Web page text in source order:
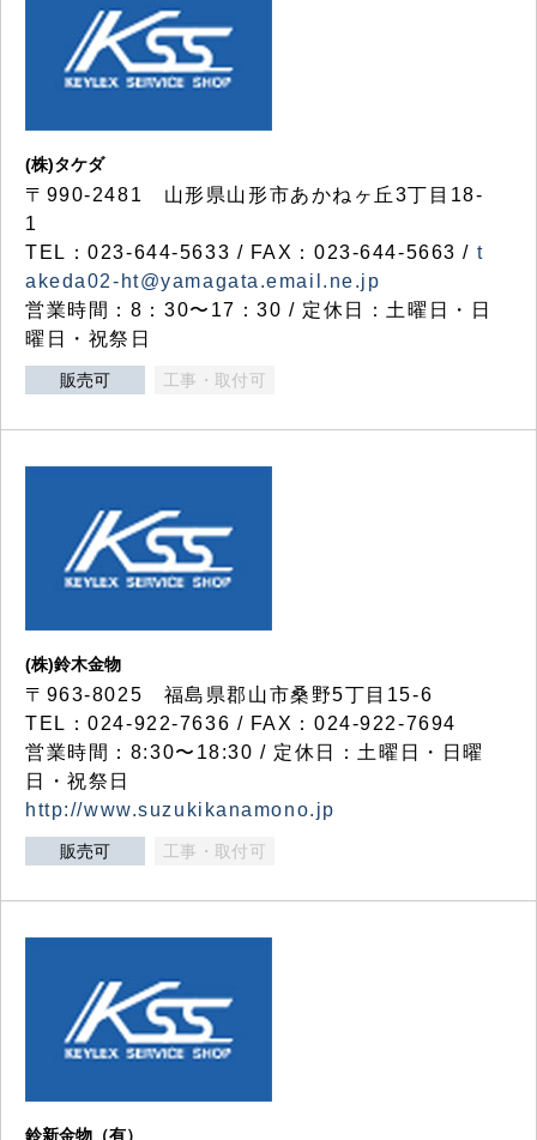
(株)タケダ
〒990-2481 山形県山形市あかねヶ丘3丁目18-
1
TEL：023-644-5633 / FAX：023-644-5663 / t
akeda02-ht@yamagata.email.ne.jp
営業時間：8：30〜17：30 / 定休日：土曜日・日
曜日・祝祭日
販売可 工事・取付可
(株)鈴木金物
〒963-8025 福島県郡山市桑野5丁目15-6
TEL：024-922-7636 / FAX：024-922-7694
営業時間：8:30〜18:30 / 定休日：土曜日・日曜
日・祝祭日
http://www.suzukikanamono.jp
販売可 工事・取付可
鈴新金物（有）